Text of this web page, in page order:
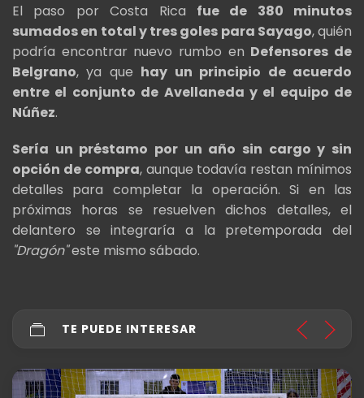
El paso por Costa Rica fue de 380 minutos
sumados en total y tres goles para Sayago, quién
podría encontrar nuevo rumbo en Defensores de
Belgrano, ya que hay un principio de acuerdo
entre el conjunto de Avellaneda y el equipo de
Núñez.
Sería un préstamo por un año sin cargo y sin
opción de compra, aunque todavía restan mínimos
detalles para completar la operación. Si en las
próximas horas se resuelven dichos detalles, el
delantero se integraría a la pretemporada del
"Dragón"este mismo sábado.
TE PUEDE INTERESAR